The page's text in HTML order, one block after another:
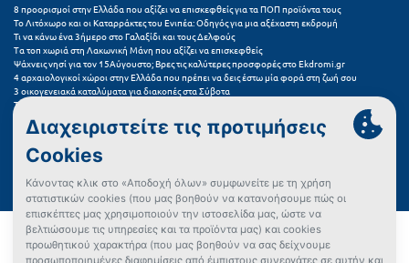
8 προορισμοί στην Ελλάδα που αξίζει να επισκεφθείς για τα ΠΟΠ προϊόντα τους
Το Λιτόχωρο και οι Καταρράκτες του Ενιπέα: Οδηγός για μια αξέχαστη εκδρομή
Τι να κάνω ένα 3ήμερο στο Γαλαξίδι και τους Δελφούς
Τα τοπ χωριά στη Λακωνική Μάνη που αξίζει να επισκεφθείς
Ψάχνεις νησί για τον 15Αύγουστο; Βρες τις καλύτερες προσφορές στο Ekdromi.gr
4 αρχαιολογικοί χώροι στην Ελλάδα που πρέπει να δεις έστω μία φορά στη ζωή σου
3 οικογενειακά καταλύματα για διακοπές στα Σύβοτα
Τα 11 καλύτερα καλοκαιρινά resorts στην Ελλάδα
7 μικρά ελληνικά νησιά για αξέχαστες καλοκαιρινές διακοπές
5+1 ινσταγκραμικές παραλίες στην Ελλάδα που αξίζουν μια θέση στο feed σου
Συχνές Ερωτήσεις (FAQs) για Ξενοδοχεία
Όροι χρήσης
Πολιτική Προστασίας Προσωπικών Δεδομένων